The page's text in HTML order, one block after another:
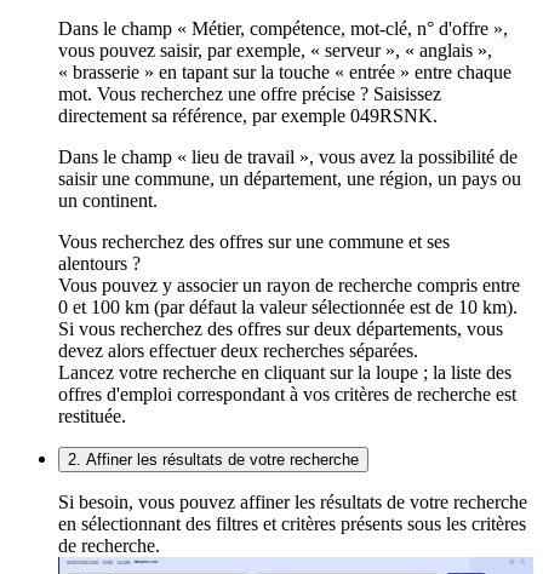
Dans le champ « Métier, compétence, mot-clé, n° d'offre »,
vous pouvez saisir, par exemple, « serveur », « anglais »,
« brasserie » en tapant sur la touche « entrée » entre chaque
mot. Vous recherchez une offre précise ? Saisissez
directement sa référence, par exemple 049RSNK.
Dans le champ « lieu de travail », vous avez la possibilité de
saisir une commune, un département, une région, un pays ou
un continent.
Vous recherchez des offres sur une commune et ses
alentours ?
Vous pouvez y associer un rayon de recherche compris entre
0 et 100 km (par défaut la valeur sélectionnée est de 10 km).
Si vous recherchez des offres sur deux départements, vous
devez alors effectuer deux recherches séparées.
Lancez votre recherche en cliquant sur la loupe ; la liste des
offres d'emploi correspondant à vos critères de recherche est
restituée.
2. Affiner les résultats de votre recherche
Si besoin, vous pouvez affiner les résultats de votre recherche
en sélectionnant des filtres et critères présents sous les critères
de recherche.